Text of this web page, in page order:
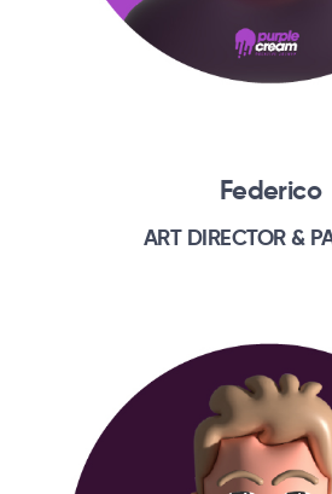
Federico
ART DIRECTOR &